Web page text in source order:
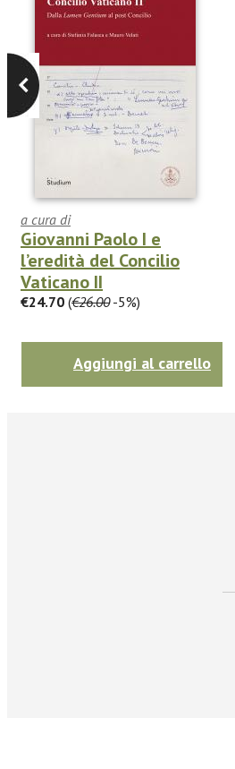
a cura di
Giovanni Paolo I e
l’eredità del Concilio
Vaticano II
€24.70 (€26.00-5%)
Aggiungi al carrello